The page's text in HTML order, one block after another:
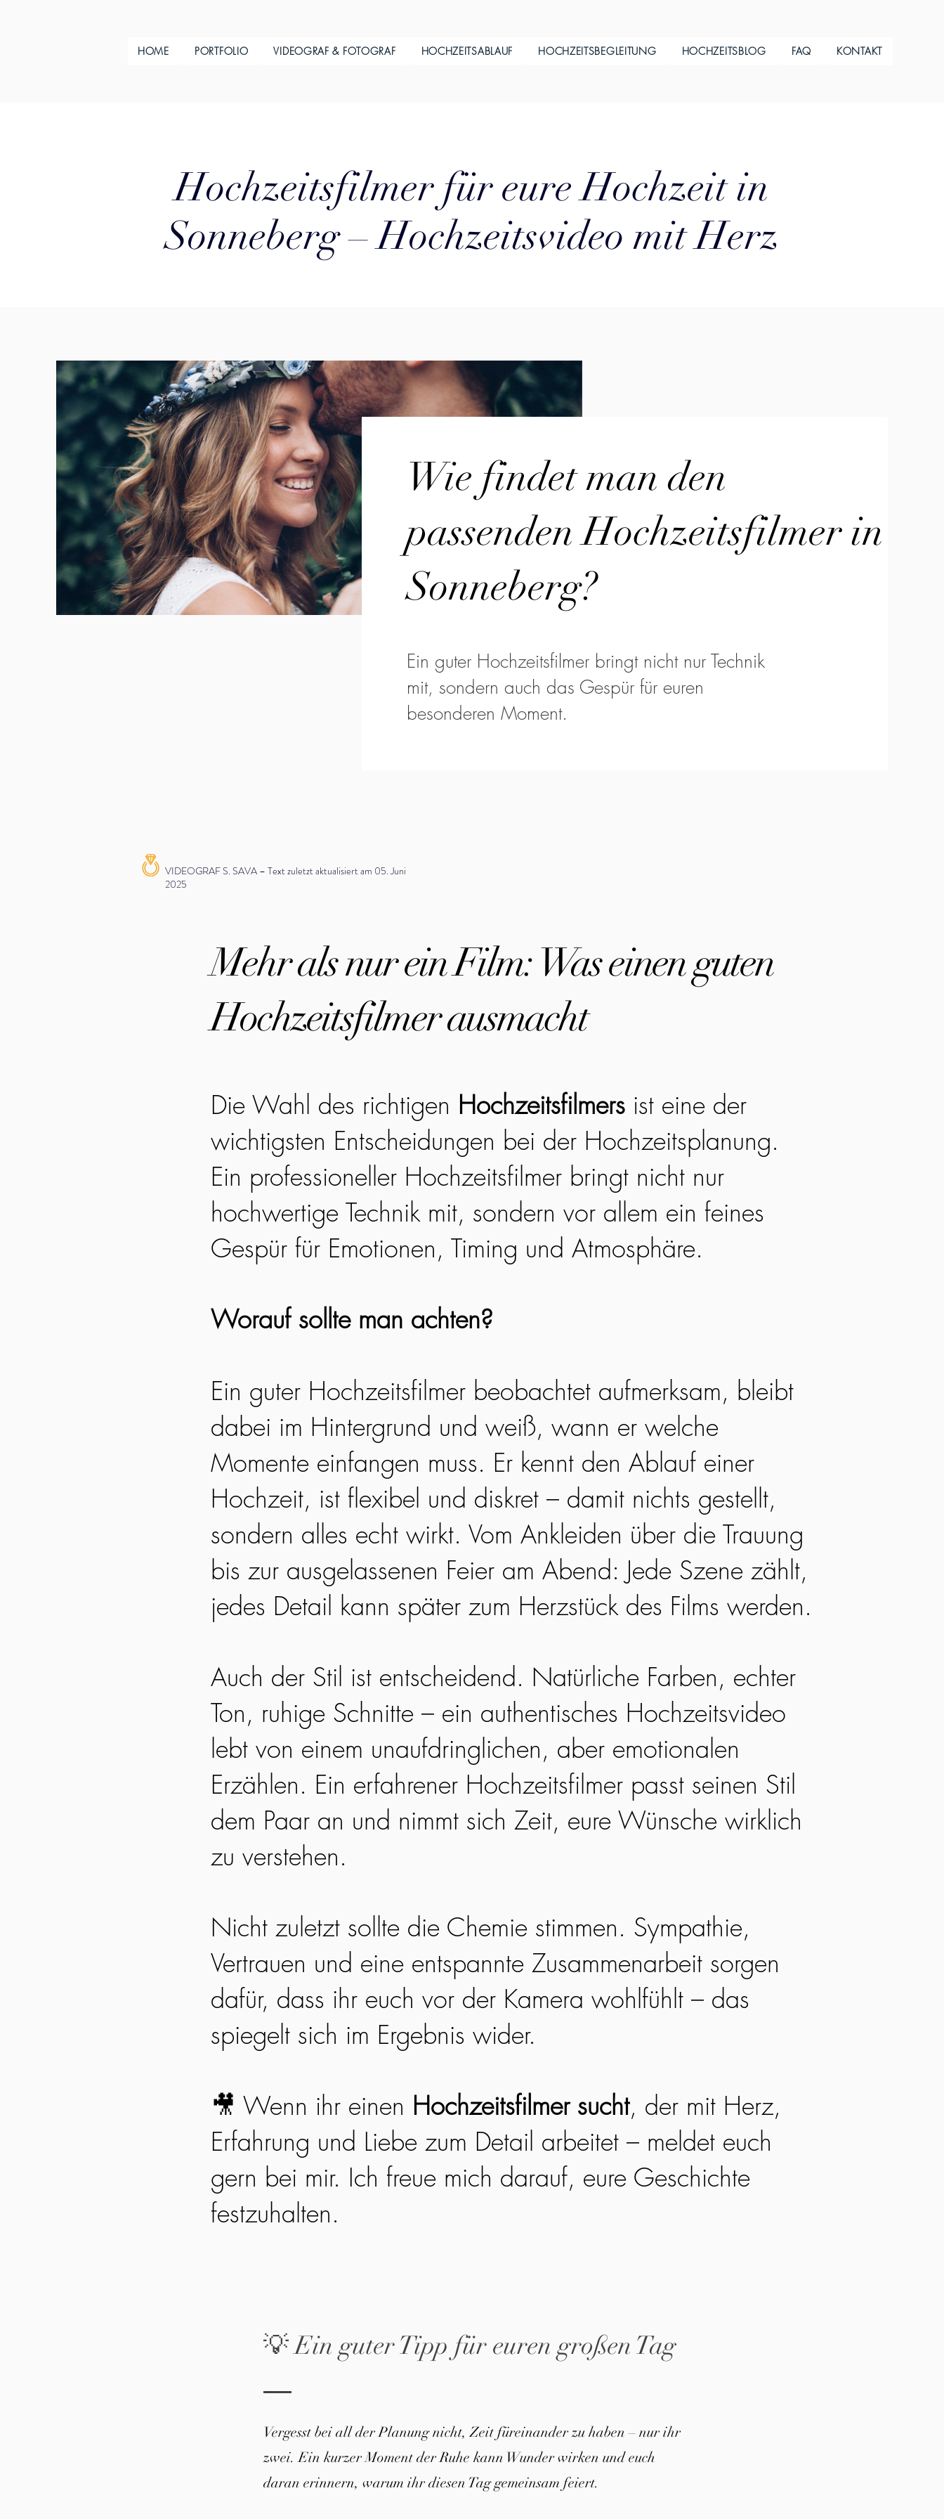
HOME PORTFOLIO VIDEOGRAF & FOTOGRAF HOCHZEITSABLAUF HOCHZEITSBEGLEITUNG HOCHZEITSBLOG FAQ KONTAKT
Hochzeitsfilmer für eure Hochzeit in
Sonneberg – Hochzeitsvideo mit Herz
Wie findet man den
passenden Hochzeitsfilmer in
Sonneberg?
Ein guter Hochzeitsfilmer bringt nicht nur Technik
mit, sondern auch das Gespür für euren
besonderen Moment.
VIDEOGRAF S. SAVA – Text zuletzt aktualisiert am 05. Juni
2025
Mehr als nur ein Film: Was einen guten
Hochzeitsfilmer ausmacht
Die Wahl des richtigen Hochzeitsfilmers ist eine der
wichtigsten Entscheidungen bei der Hochzeitsplanung.
Ein professioneller Hochzeitsfilmer bringt nicht nur
hochwertige Technik mit, sondern vor allem ein feines
Gespür für Emotionen, Timing und Atmosphäre.
Worauf sollte man achten?
Ein guter Hochzeitsfilmer beobachtet aufmerksam, bleibt
dabei im Hintergrund und weiß, wann er welche
Momente einfangen muss. Er kennt den Ablauf einer
Hochzeit, ist flexibel und diskret – damit nichts gestellt,
sondern alles echt wirkt. Vom Ankleiden über die Trauung
bis zur ausgelassenen Feier am Abend: Jede Szene zählt,
jedes Detail kann später zum Herzstück des Films werden.
Auch der Stil ist entscheidend. Natürliche Farben, echter
Ton, ruhige Schnitte – ein authentisches Hochzeitsvideo
lebt von einem unaufdringlichen, aber emotionalen
Erzählen. Ein erfahrener Hochzeitsfilmer passt seinen Stil
dem Paar an und nimmt sich Zeit, eure Wünsche wirklich
zu verstehen.
Nicht zuletzt sollte die Chemie stimmen. Sympathie,
Vertrauen und eine entspannte Zusammenarbeit sorgen
dafür, dass ihr euch vor der Kamera wohlfühlt – das
spiegelt sich im Ergebnis wider.
🎥 Wenn ihr einen Hochzeitsfilmer sucht, der mit Herz,
Erfahrung und Liebe zum Detail arbeitet – meldet euch
gern bei mir. Ich freue mich darauf, eure Geschichte
festzuhalten.
💡 Ein guter Tipp für euren großen Tag
Vergesst bei all der Planung nicht, Zeit füreinander zu haben – nur ihr
zwei. Ein kurzer Moment der Ruhe kann Wunder wirken und euch
daran erinnern, warum ihr diesen Tag gemeinsam feiert.